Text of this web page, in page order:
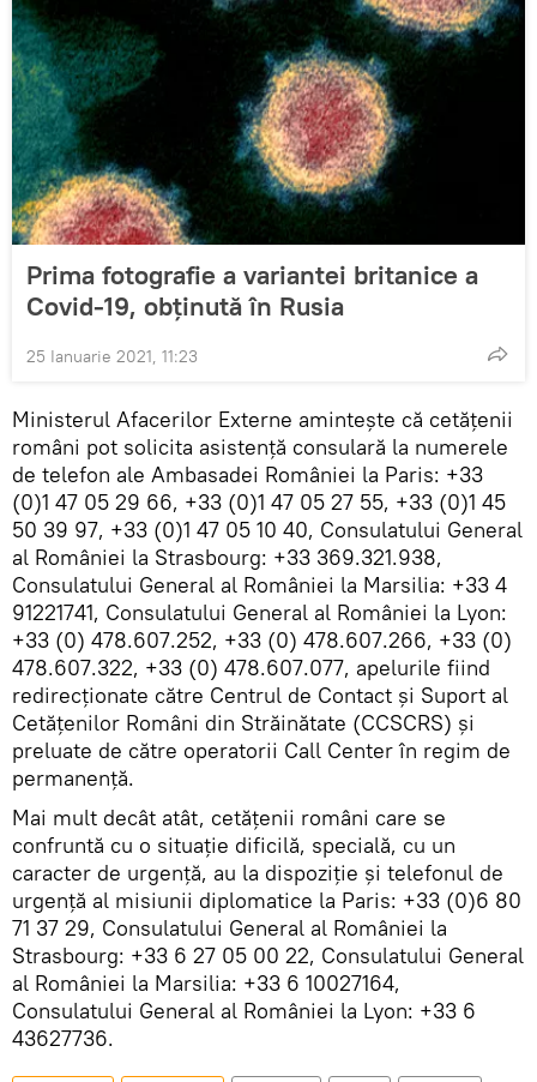
Prima fotografie a variantei britanice a
Covid-19, obținută în Rusia
25 Ianuarie 2021, 11:23
Ministerul Afacerilor Externe amintește că cetățenii
români pot solicita asistență consulară la numerele
de telefon ale Ambasadei României la Paris: +33
(0)1 47 05 29 66, +33 (0)1 47 05 27 55, +33 (0)1 45
50 39 97, +33 (0)1 47 05 10 40, Consulatului General
al României la Strasbourg: +33 369.321.938,
Consulatului General al României la Marsilia: +33 4
91221741, Consulatului General al României la Lyon:
+33 (0) 478.607.252, +33 (0) 478.607.266, +33 (0)
478.607.322, +33 (0) 478.607.077, apelurile fiind
redirecționate către Centrul de Contact și Suport al
Cetăţenilor Români din Străinătate (CCSCRS) şi
preluate de către operatorii Call Center în regim de
permanență.
Mai mult decât atât, cetățenii români care se
confruntă cu o situație dificilă, specială, cu un
caracter de urgență, au la dispoziție și telefonul de
urgență al misiunii diplomatice la Paris: +33 (0)6 80
71 37 29, Consulatului General al României la
Strasbourg: +33 6 27 05 00 22, Consulatului General
al României la Marsilia: +33 6 10027164,
Consulatului General al României la Lyon: +33 6
43627736.